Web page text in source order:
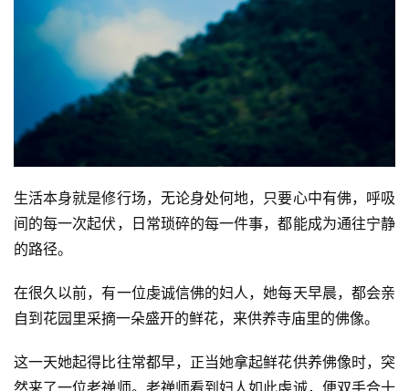
生活本身就是修行场，无论身处何地，只要心中有佛，呼吸
间的每一次起伏，日常琐碎的每一件事，都能成为通往宁静
的路径。
在很久以前，有一位虔诚信佛的妇人，她每天早晨，都会亲
自到花园里采摘一朵盛开的鲜花，来供养寺庙里的佛像。
这一天她起得比往常都早，正当她拿起鲜花供养佛像时，突
然来了一位老禅师。老禅师看到妇人如此虔诚，便双手合十